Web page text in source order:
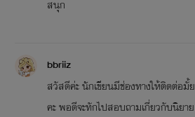
สนุก
bbriiz
สวัสดีค่ะ นักเขียนมีช่องทางให้ติดต่อมั้ย
คะ พอดีจะทักไปสอบถามเกี่ยวกับนิยาย